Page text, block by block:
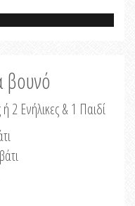
βουνό
2 Ενήλικες & 1 Παιδί